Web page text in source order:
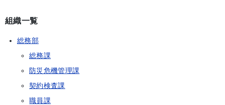
組織一覧
総務部
総務課
防災危機管理課
契約検査課
職員課